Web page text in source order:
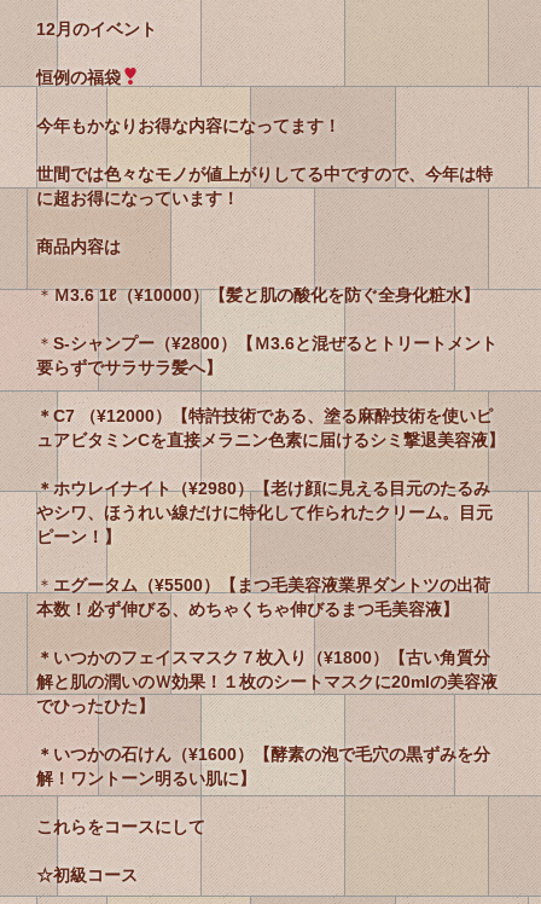
12月のイベント
恒例の福袋
今年もかなりお得な内容になってます！
世間では色々なモノが値上がりしてる中ですので、今年は特
に超お得になっています！
商品内容は
＊Ｍ3.6 1ℓ（¥10000）【髪と肌の酸化を防ぐ全身化粧水】
＊S-シャンプー（¥2800）【Ｍ3.6と混ぜるとトリートメント
要らずでサラサラ髪へ】
＊C7 （¥12000）【特許技術である、塗る麻酔技術を使いピ
ュアビタミンCを直接メラニン色素に届けるシミ撃退美容液】
＊ホウレイナイト（¥2980）【老け顔に見える目元のたるみ
やシワ、ほうれい線だけに特化して作られたクリーム。目元
ピーン！】
＊エグータム（¥5500）【まつ毛美容液業界ダントツの出荷
本数！必ず伸びる、めちゃくちゃ伸びるまつ毛美容液】
＊いつかのフェイスマスク７枚入り（¥1800）【古い角質分
解と肌の潤いのＷ効果！１枚のシートマスクに20mlの美容液
でひったひた】
＊いつかの石けん（¥1600）【酵素の泡で毛穴の黒ずみを分
解！ワントーン明るい肌に】
これらをコースにして
☆初級コース